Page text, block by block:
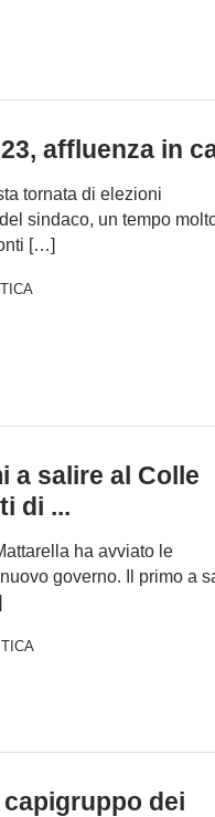
affluenza in
tornata di elezioni
sindaco, un tempo
[…]
a salire al Colle
di ...
ha avviato le
governo. Il primo a
dei